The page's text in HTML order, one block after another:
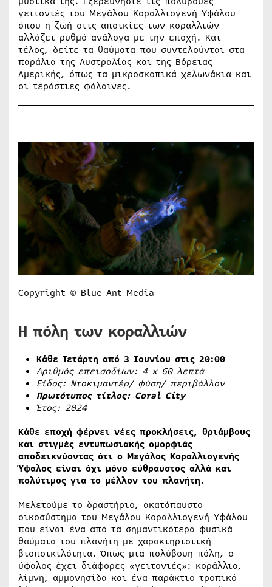
γειτονιές του Μεγάλου Κοραλλιογενή Υφάλου
όπου η ζωή στις αποικίες των κοραλλιών
αλλάζει ρυθμό ανάλογα με την εποχή. Και
τέλος, δείτε τα θαύματα που συντελούνται στα
παράλια της Αυστραλίας και της Βόρειας
Αμερικής, όπως τα μικροσκοπικά χελωνάκια και
οι τεράστιες φάλαινες.
Copyright © Blue Ant Media
Η πόλη των κοραλλιών
Κάθε Τετάρτη από 3 Ιουνίου στις 20:00
Αριθμός επεισοδίων: 4 x60 λεπτά
Είδος: Ντοκιμαντέρ/ φύση/ περιβάλλον
Πρωτότυπος τίτλος: Coral City
Έτος: 2024
Κάθε εποχή φέρνει νέες προκλήσεις, θριάμβους
και στιγμές εντυπωσιακής ομορφιάς
αποδεικνύοντας ότι ο Μεγάλος Κοραλλιογενής
Ύφαλος είναι όχι μόνο εύθραυστος αλλά και
πολύτιμος για το μέλλον του πλανήτη.
Μελετούμε το δραστήριο, ακατάπαυστο
οικοσύστημα του Μεγάλου Κοραλλιογενή Υφάλου
που είναι ένα από τα σημαντικότερα φυσικά
θαύματα του πλανήτη με χαρακτηριστική
βιοποικιλότητα. Όπως μια πολύβουη πόλη, ο
ύφαλος έχει διάφορες «γειτονιές»: κοράλλια,
λίμνη, αμμονησίδα και ένα παράκτιο τροπικό